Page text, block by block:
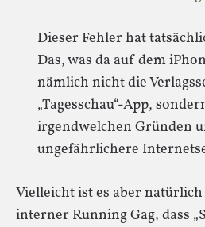
Dieser Fehler hat
Das, was da auf dem
nämlich nicht die
„Tagesschau“-App,
irgendwelchen Gründen
ungefährlichere
Vielleicht ist es aber
interner Running Gag, dass